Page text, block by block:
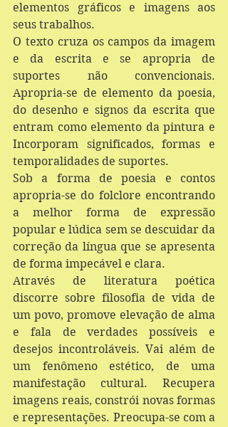
elementos gráficos e imagens aos
seus trabalhos.
O texto cruza os campos da imagem
e da escrita e se apropria de
suportes não convencionais.
Apropria-se de elemento da poesia,
do desenho e signos da escrita que
entram como elemento da pintura e
Incorporam significados, formas e
temporalidades de suportes.
Sob a forma de poesia e contos
apropria-se do folclore encontrando
a melhor forma de expressão
popular e lúdica sem se descuidar da
correção da língua que se apresenta
de forma impecável e clara.
Através de literatura poética
discorre sobre filosofia de vida de
um povo, promove elevação de alma
e fala de verdades possíveis e
desejos incontroláveis. Vai além de
um fenômeno estético, de uma
manifestação cultural. Recupera
imagens reais, constrói novas formas
e representações. Preocupa-se com a